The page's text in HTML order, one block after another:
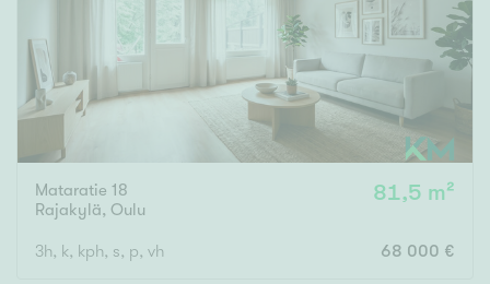
000 €
Pinta-ala
Asuinpinta-ala Kokonaispinta-ala
Mataratie 18
Rajakylä, Oulu
81,5 m²
3h, k, kph, s, p, vh 68 000 €